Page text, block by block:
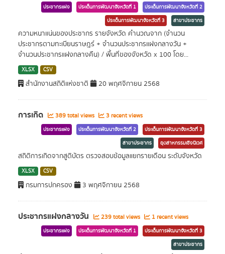
ประชากรแฝง ประเด็นการพัฒนาจังหวัดที่ 1
ประเด็นการพัฒนาจังหวัดที่ 2
ประเด็นการพัฒนาจังหวัดที่ 3
สาขาประชากร
ความหนาแน่นของประชากร รายจังหวัด คำนวณจาก (จำนวน
ประชากรตามทะเบียนราษฎร์ + จำนวนประชากรแฝงกลางวัน +
จำนวนประชากรแฝงกลางคืน) / พื้นที่ของจังหวัด x 100 โดย...
XLSX CSV
สำนักงานสถิติแห่งชาติ 20 พฤศจิกายน 2568
การเกิด 389 total views 3 recent views
ประชากรแฝง ประเด็นการพัฒนาจังหวัดที่ 2
ประเด็นการพัฒนาจังหวัดที่ 3
สาขาประชากร
อุตสาหกรรมเชิงนิเวศ
สถิติการเกิดจากสูติบัตร ตรวจสอบข้อมูลแยกรายเดือน ระดับจังหวัด
XLSX CSV
กรมการปกครอง 3 พฤศจิกายน 2568
ประชากรแฝงกลางวัน 239 total views 1 recent views
ประชากรแฝง ประเด็นการพัฒนาจังหวัดที่ 1
ประเด็นการพัฒนาจังหวัดที่ 3
สาขาประชากร